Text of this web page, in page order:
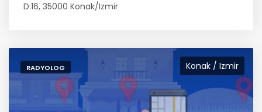
D:16, 35000 Konak/Izmir
Konak / Izmir
RADYOLOG